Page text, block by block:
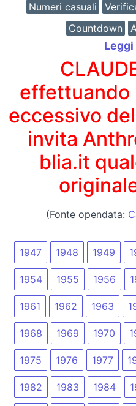
Numeri casuali
Countdown
effettuando
eccessivo
invita
blia.it
(Fonte opendata:
1947 1948 1949
1954 1955 1956
1961 1962 1963
1968 1969 1970
1975 1976 1977
1982 1983 1984